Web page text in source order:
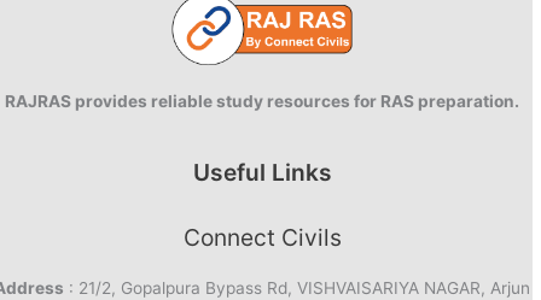
RAJRAS provides reliable study resources for RAS preparation.
Useful Links
Connect Civils
: 21/2, Gopalpura Bypass Rd, VISHVAISARIYA NAGAR, Arjun